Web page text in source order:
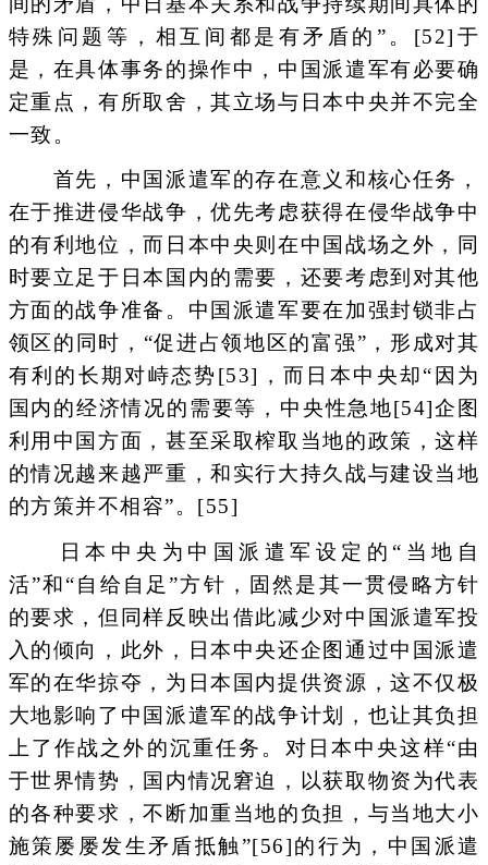
特殊问题等，相互间都是有矛盾的”。[52]于
是，在具体事务的操作中，中国派遣军有必要确
定重点，有所取舍，其立场与日本中央并不完全
一致。
首先，中国派遣军的存在意义和核心任务，
在于推进侵华战争，优先考虑获得在侵华战争中
的有利地位，而日本中央则在中国战场之外，同
时要立足于日本国内的需要，还要考虑到对其他
方面的战争准备。中国派遣军要在加强封锁非占
领区的同时，“促进占领地区的富强”，形成对其
有利的长期对峙态势[53]，而日本中央却“因为
国内的经济情况的需要等，中央性急地[54]企图
利用中国方面，甚至采取榨取当地的政策，这样
的情况越来越严重，和实行大持久战与建设当地
的方策并不相容”。[55]
日本中央为中国派遣军设定的“当地自
活”和“自给自足”方针，固然是其一贯侵略方针
的要求，但同样反映出借此减少对中国派遣军投
入的倾向，此外，日本中央还企图通过中国派遣
军的在华掠夺，为日本国内提供资源，这不仅极
大地影响了中国派遣军的战争计划，也让其负担
上了作战之外的沉重任务。对日本中央这样“由
于世界情势，国内情况窘迫，以获取物资为代表
的各种要求，不断加重当地的负担，与当地大小
施策屡屡发生矛盾抵触”[56]的行为，中国派遣